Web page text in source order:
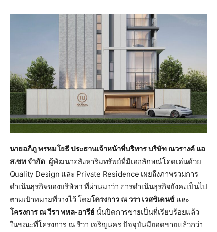
นายอภิภู พรหมโยธี ประธานเจ้าหน้าที่บริหาร บริษัท ณวรางค์ แอ
สเซท จำกัด ผู้พัฒนาอสังหาริมทรัพย์ที่มีเอกลักษณ์โดดเด่นด้วย
Quality Design และ Private Residence เผยถึงภาพรวมการ
ดำเนินธุรกิจของบริษัทฯ ที่ผ่านมาว่า การดำเนินธุรกิจยังคงเป็นไป
ตามเป้าหมายที่วางไว้ โดยโครงการ ณ วรา เรสซิเดนซ์และ
โครงการ ณ วีรา พหล-อารีย์ นั้นปิดการขายเป็นที่เรียบร้อยแล้ว
ในขณะที่โครงการ ณ รีวา เจริญนคร ปัจจุบันมียอดขายแล้วกว่า